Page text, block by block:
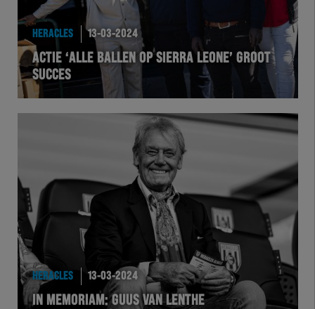
HERACLES 13-03-2024
ACTIE ‘ALLE BALLEN OP SIERRA LEONE’ GROOT
SUCCES
HERACLES 13-03-2024
IN MEMORIAM: GUUS VAN LENTHE